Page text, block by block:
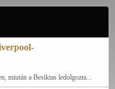
miután a Besiktas ledolgozta...